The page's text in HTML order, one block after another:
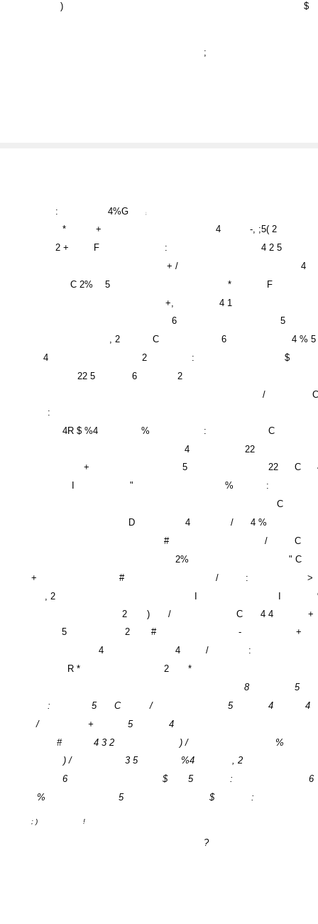
)
$
;
: 4%G ;
* + 4
-, ;5( 2
2 +
F :
4 2 5
+ /
4
C 2%
5 *
F
+,
4 1
6
5
, 2
C 6
4 % 5
4
2 :
$
22 5
6
2
/
C
:
4R $ %4
% :
C
4
22
+
5 22 C
" %
:
C
D
4 /
4 %
#
/
C
2%
" C
+
# / :
>
, 2
I I
2
) / C 4 4
+
5
2 # -
+
4
4 /
:
R *
2
*
8
5
:
5 C / 5 4
4
/
+ 5
4
#
4 3 2 ) /
%
) /
3 5 %4
, 2
6
$ 5 :
6
%
5 $ :
; ) !
?